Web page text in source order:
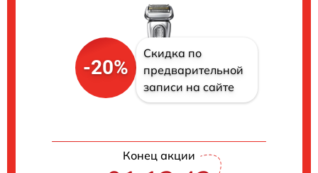
-20%
Скидка по
предварительной
записи на сайте
Конец акции